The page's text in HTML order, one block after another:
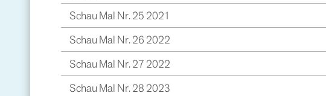
Schau Mal Nr. 25 2021
Schau Mal Nr. 26 2022
Schau Mal Nr. 27 2022
Schau Mal Nr. 28 2023